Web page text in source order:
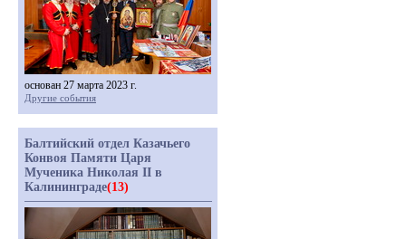
основан 27 марта 2023 г.
Другие события
Балтийский отдел Казачьего
Конвоя Памяти Царя
Мученика Николая II в
Калининграде(13)